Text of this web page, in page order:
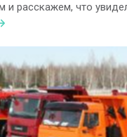
и расскажем, что